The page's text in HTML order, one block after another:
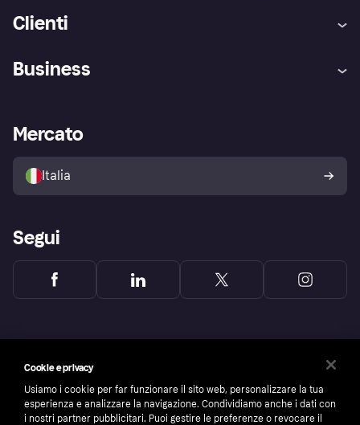
Clienti
Assistenza
Esplora i negozi
Politica di protezione
dell'acquirente Klarna
Business
Accesso aziende
Mercato
Italia
Segui
Cookie e privacy
Usiamo i cookie per far funzionare il sito web, personalizzare la tua
esperienza e analizzare la navigazione. Condividiamo anche i dati con
i nostri partner pubblicitari. Puoi gestire le preferenze o revocare il